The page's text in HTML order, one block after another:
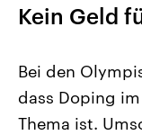
Kein Geld
Bei den
dass Doping
Thema ist.